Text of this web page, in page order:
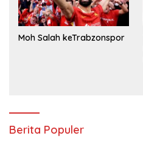
Moh Salah keTrabzonspor
Berita Populer